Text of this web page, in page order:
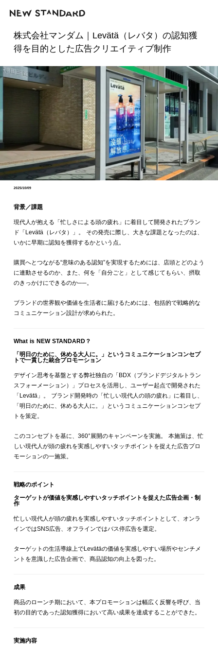
株式会社マンダム｜Levätä（レバタ）の認知獲
得を目的とした広告クリエイティブ制作
2025/10/09
背景／課題
現代人が抱える「忙しさによる頭の疲れ」に着目して開発されたブラン
ド「Levätä（レバタ）」。 その発売に際し、大きな課題となったのは、
いかに早期に認知を獲得するかという点。
購買へとつながる“意味のある認知”を実現するためには、店頭とどのよう
に連動させるのか、また、何を「自分ごと」として感じてもらい、摂取
のきっかけにできるのか──。
ブランドの世界観や価値を生活者に届けるためには、包括的で戦略的な
コミュニケーション設計が求められた。
What is NEW STANDARD？
「明日のために、休める大人に。」というコミュニケーションコンセプ
トで一貫した統合プロモーション
デザイン思考を基盤とする弊社独自の「BDX（ブランドデジタルトラン
スフォーメーション）」プロセスを活用し、ユーザー起点で開発された
「Levätä」。 ブランド開発時の「忙しい現代人の頭の疲れ」に着目し、
「明日のために、休める大人に。」というコミュニケーションコンセプ
トを策定。
このコンセプトを基に、360°展開のキャンペーンを実施。 本施策は、忙
しい現代人が頭の疲れを実感しやすいタッチポイントを捉えた広告プロ
モーションの一施策。
戦略のポイント
ターゲットが価値を実感しやすいタッチポイントを捉えた広告企画・制
作
忙しい現代人が頭の疲れを実感しやすいタッチポイントとして、オンラ
インではSNS広告、オフラインではバス停広告を選定。
ターゲットの生活導線上でLevätäの価値を実感しやすい場所やセンチメ
ントを意識した広告企画で、商品認知の向上を図った。
成果
商品のローンチ期において、本プロモーションは幅広く反響を呼び、当
初の目的であった認知獲得において高い成果を達成することができた。
実施内容